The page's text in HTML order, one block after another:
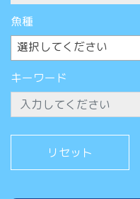
魚種
選択してください
キーワード